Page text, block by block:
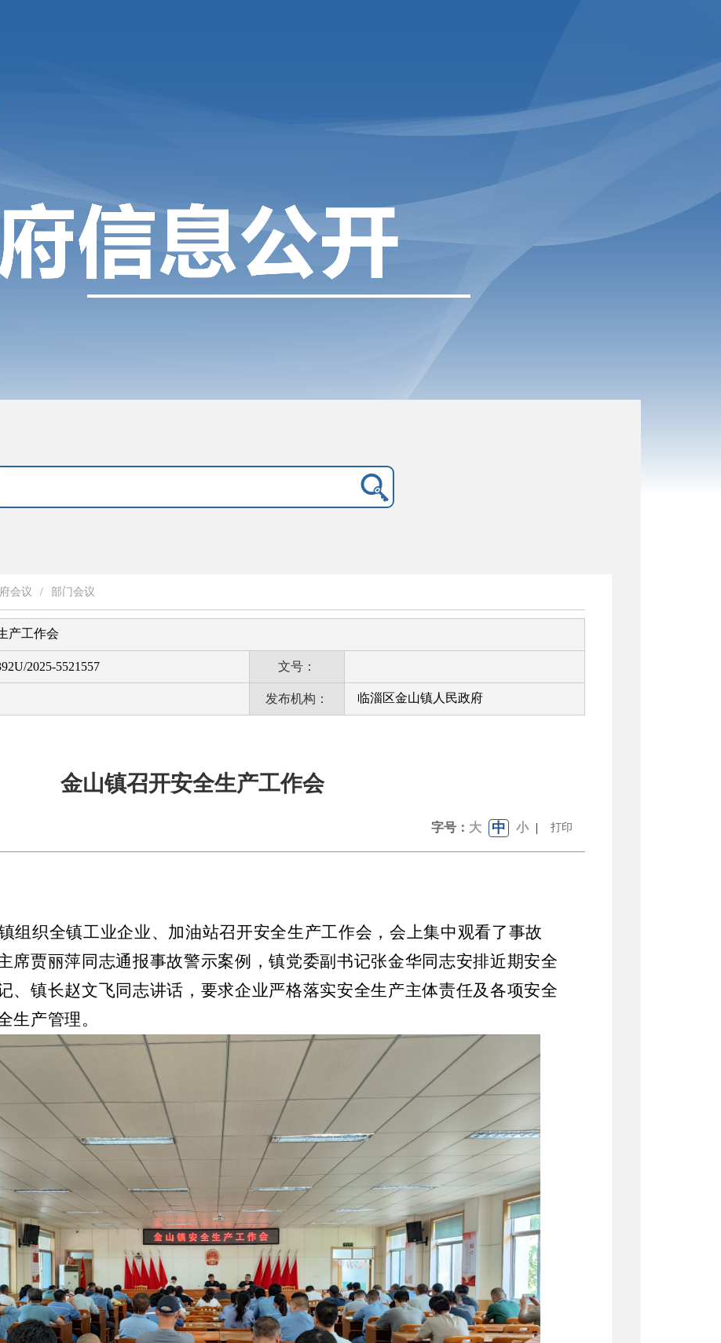
会议 / 部门会议
产工作会
2025-5521557 文号：
发布机构： 临淄区金山镇人民政府
金山镇召开安全生产工作会
字号： 大 中 小 | 打印
组织全镇工业企业、加油站召开安全生产工作会，会上集中观看了事故
席贾丽萍同志通报事故警示案例，镇党委副书记张金华同志安排近期安全
、镇长赵文飞同志讲话，要求企业严格落实安全生产主体责任及各项安全
生产管理。